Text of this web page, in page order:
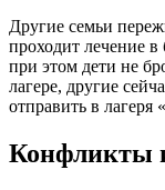
Другие семьи
проходит лечение в
при этом дети не
лагере, другие
отправить в
Конфликты